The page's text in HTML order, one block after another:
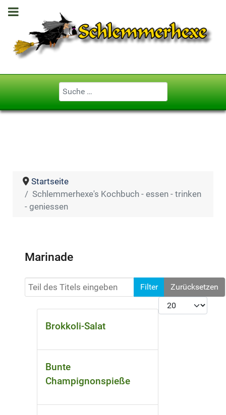
Geben Sie ...
Startseite
Schlemmerhexe's Kochbuch - essen - trinken
- geniessen
Marinade
Teil des Titels eingeben Filter Zurücksetzen
Anzeige #
Brokkoli-Salat
Bunte
Champignonspieße